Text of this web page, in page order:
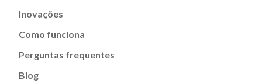
Inovações
Como funciona
Perguntas frequentes
Blog